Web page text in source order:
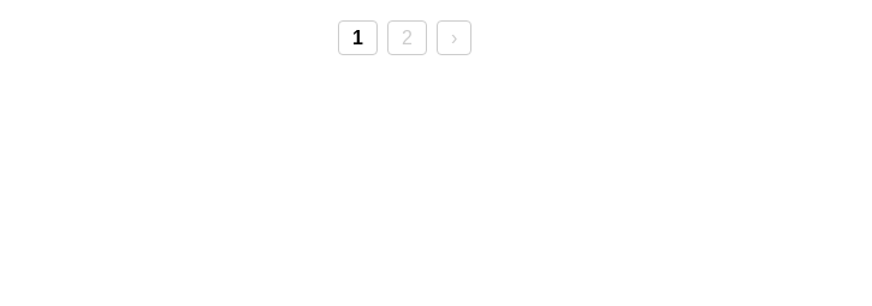
1 2 ›